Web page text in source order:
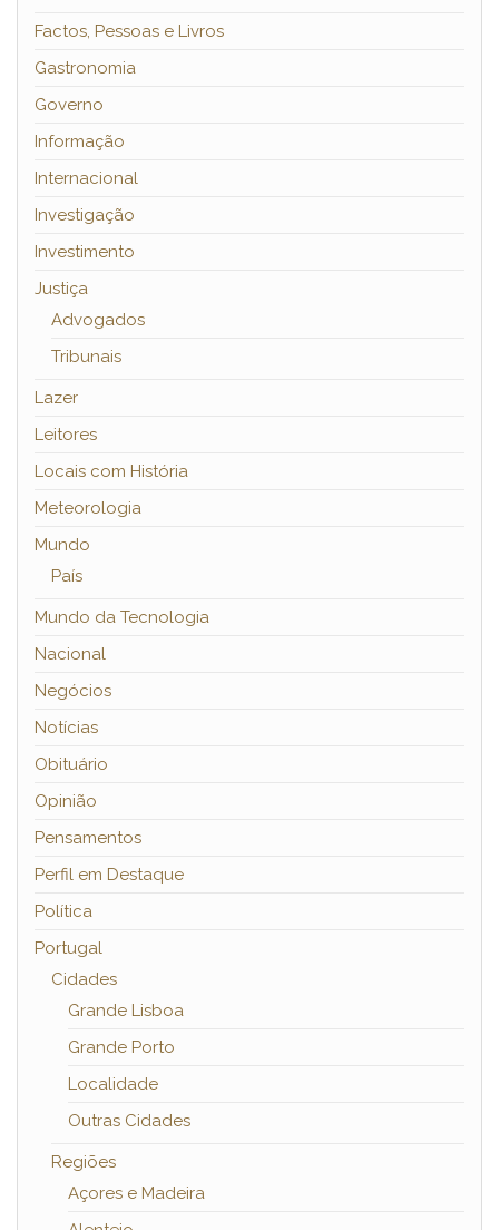
Factos, Pessoas e Livros
Gastronomia
Governo
Informação
Internacional
Investigação
Investimento
Justiça
Advogados
Tribunais
Lazer
Leitores
Locais com História
Meteorologia
Mundo
País
Mundo da Tecnologia
Nacional
Negócios
Notícias
Obituário
Opinião
Pensamentos
Perfil em Destaque
Política
Portugal
Cidades
Grande Lisboa
Grande Porto
Localidade
Outras Cidades
Regiões
Açores e Madeira